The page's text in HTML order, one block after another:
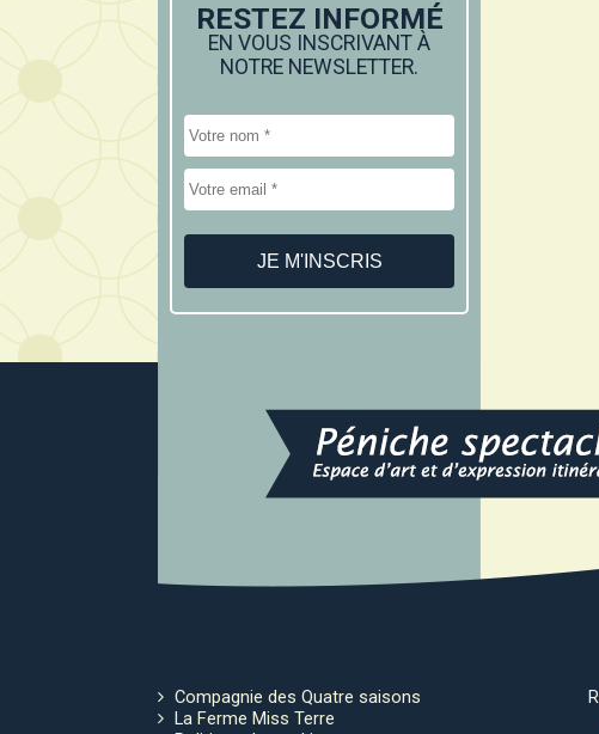
RESTEZ INFORMÉ
EN VOUS INSCRIVANT À
NOTRE NEWSLETTER.
Compagnie des Quatre saisons
La Ferme Miss Terre